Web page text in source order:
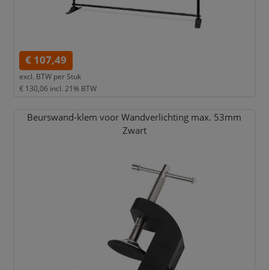
€ 107,49
excl. BTW per Stuk
€ 130,06 incl. 21% BTW
Beurswand-klem voor Wandverlichting max. 53mm
Zwart